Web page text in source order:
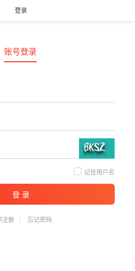
登录
账号登录
记住用户名
登 录
注册 忘记密码